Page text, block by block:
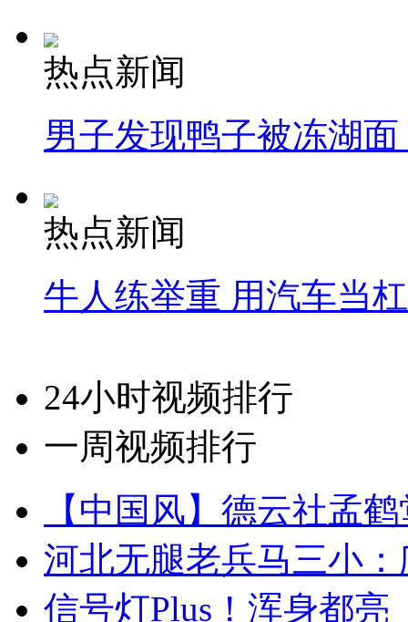
热点新闻
男子发现鸭子被冻湖
热点新闻
牛人练举重 用汽车当
24小时视频排行
一周视频排行
【中国风】德云社孟
河北无腿老兵马三小
信号灯Plus！浑身都亮